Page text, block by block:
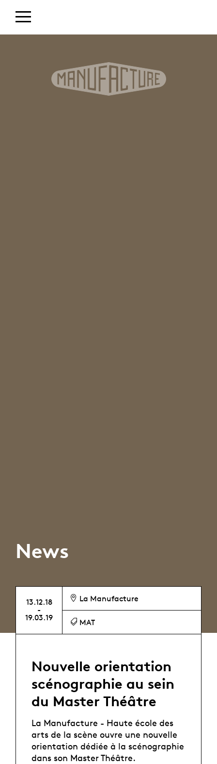
News
13.12.18
-
19.03.19
La Manufacture
MAT
Nouvelle orientation
scénographie au sein
du Master Théâtre
La Manufacture - Haute école des
arts de la scène ouvre une nouvelle
orientation dédiée à la scénographie
dans son Master Théâtre.